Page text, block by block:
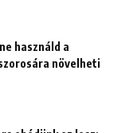
használd a
növelheti